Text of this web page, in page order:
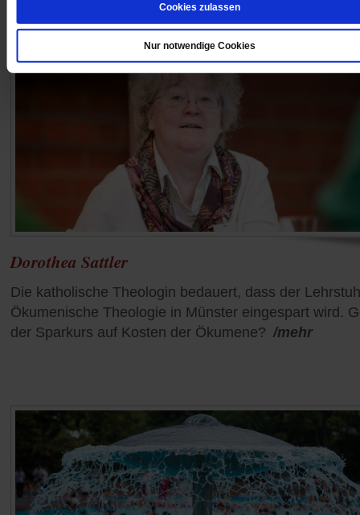
Cookies zulassen
Nur notwendige Cookies
Dorothea Sattler
Die katholische Theologin bedauert, dass der
Ökumenische Theologie in Münster eingespart wird.
der Sparkurs auf Kosten der Ökumene? /mehr